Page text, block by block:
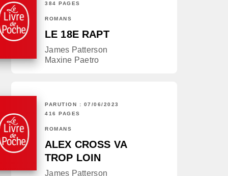
384 PAGES
ROMANS
LE 18E RAPT
James Patterson
Maxine Paetro
PARUTION : 07/06/2023
416 PAGES
ROMANS
ALEX CROSS VA
TROP LOIN
James Patterson